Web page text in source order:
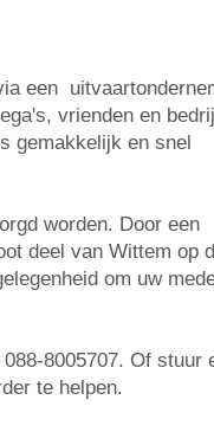
een
vrienden en
gemakkelijk en snel
worden. Door een
deel van Wittem op
om uw
8005707. Of stuur
te helpen.